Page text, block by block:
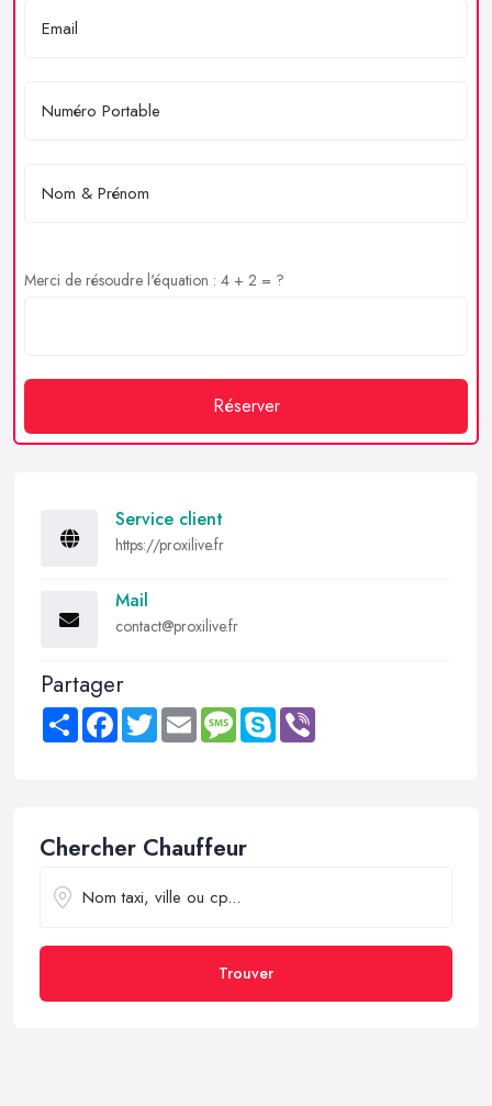
Merci de résoudre l'équation : 4 + 2 = ?
Réserver
Service client
https://proxilive.fr
Mail
contact@proxilive.fr
Partager
Share FacebookTwitter Email MessageSkype
Chercher Chauffeur
Trouver